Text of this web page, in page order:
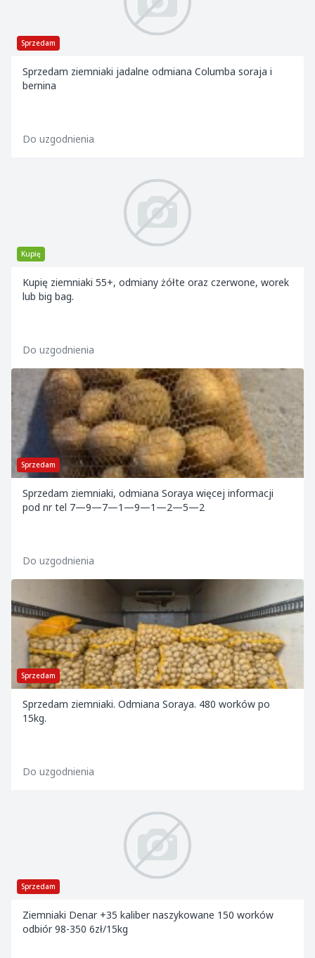
Sprzedam
Sprzedam ziemniaki jadalne odmiana Columba soraja i
bernina
Do uzgodnienia
Kupię
Kupię ziemniaki 55+, odmiany żółte oraz czerwone, worek
lub big bag.
Do uzgodnienia
Sprzedam
Sprzedam ziemniaki, odmiana Soraya więcej informacji
pod nr tel 7—9—7—1—9—1—2—5—2
Do uzgodnienia
Sprzedam
Sprzedam ziemniaki. Odmiana Soraya. 480 worków po
15kg.
Do uzgodnienia
Sprzedam
Ziemniaki Denar +35 kaliber naszykowane 150 worków
odbiór 98-350 6zł/15kg